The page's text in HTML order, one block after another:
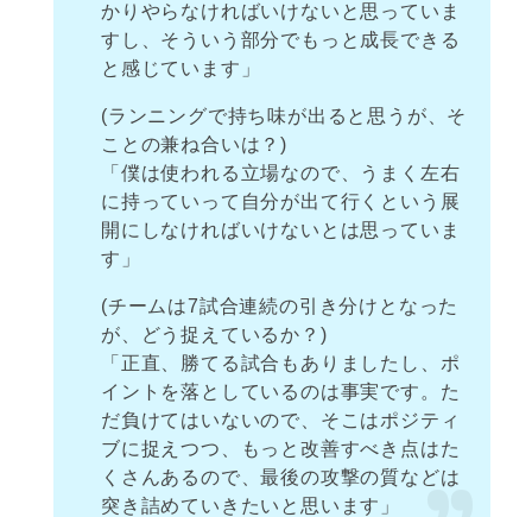
かりやらなければいけないと思っていま
すし、そういう部分でもっと成長できる
と感じています」
(ランニングで持ち味が出ると思うが、そ
ことの兼ね合いは？)
「僕は使われる立場なので、うまく左右
に持っていって自分が出て行くという展
開にしなければいけないとは思っていま
す」
(チームは7試合連続の引き分けとなった
が、どう捉えているか？)
「正直、勝てる試合もありましたし、ポ
イントを落としているのは事実です。た
だ負けてはいないので、そこはポジティ
ブに捉えつつ、もっと改善すべき点はた
くさんあるので、最後の攻撃の質などは
突き詰めていきたいと思います」